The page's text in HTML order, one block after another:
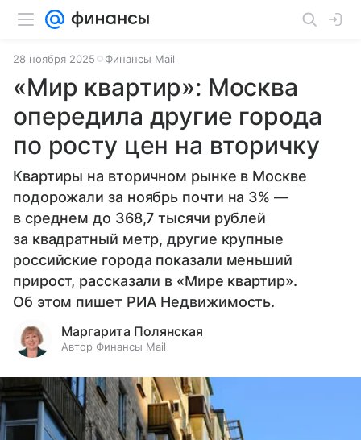
28 ноября 2025 Финансы Mail
«Мир квартир»: Москва
опередила другие города
по росту цен на вторичку
Квартиры на вторичном рынке в Москве
подорожали за ноябрь почти на 3% —
в среднем до 368,7 тысячи рублей
за квадратный метр, другие крупные
российские города показали меньший
прирост, рассказали в «Мире квартир».
Об этом пишет РИА Недвижимость.
Маргарита Полянская
Автор Финансы Mail